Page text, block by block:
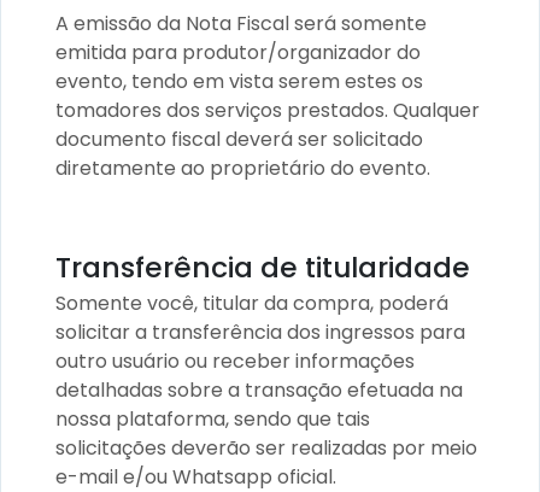
A emissão da Nota Fiscal será somente
emitida para produtor/organizador do
evento, tendo em vista serem estes os
tomadores dos serviços prestados. Qualquer
documento fiscal deverá ser solicitado
diretamente ao proprietário do evento.
Transferência de titularidade
Somente você, titular da compra, poderá
solicitar a transferência dos ingressos para
outro usuário ou receber informações
detalhadas sobre a transação efetuada na
nossa plataforma, sendo que tais
solicitações deverão ser realizadas por meio
e-mail e/ou Whatsapp oficial.